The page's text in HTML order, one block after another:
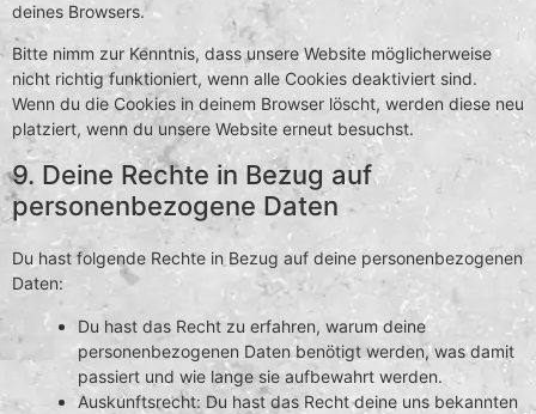
deines Browsers.
Bitte nimm zur Kenntnis, dass unsere Website möglicherweise
nicht richtig funktioniert, wenn alle Cookies deaktiviert sind.
Wenn du die Cookies in deinem Browser löscht, werden diese neu
platziert, wenn du unsere Website erneut besuchst.
9. Deine Rechte in Bezug auf
personenbezogene Daten
Du hast folgende Rechte in Bezug auf deine personenbezogenen
Daten:
Du hast das Recht zu erfahren, warum deine
personenbezogenen Daten benötigt werden, was damit
passiert und wie lange sie aufbewahrt werden.
Auskunftsrecht: Du hast das Recht deine uns bekannten